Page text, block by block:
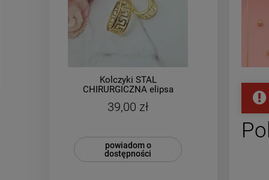
Kolczyki STAL
CHIRURGICZNA elipsa
złoto
39,00 zł
powiadom o
dostępności